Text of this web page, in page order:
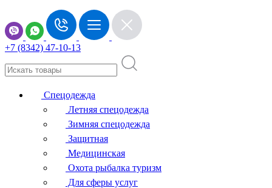
+7 (8342) 47-10-13
Спецодежда
Летняя спецодежда
Зимняя спецодежда
Защитная
Медицинская
Охота рыбалка туризм
Для сферы услуг